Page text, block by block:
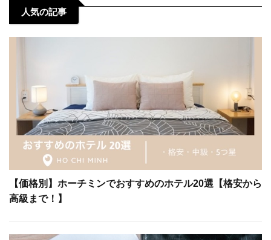
人気の記事
【価格別】ホーチミンでおすすめのホテル20選【格安から
高級まで！】